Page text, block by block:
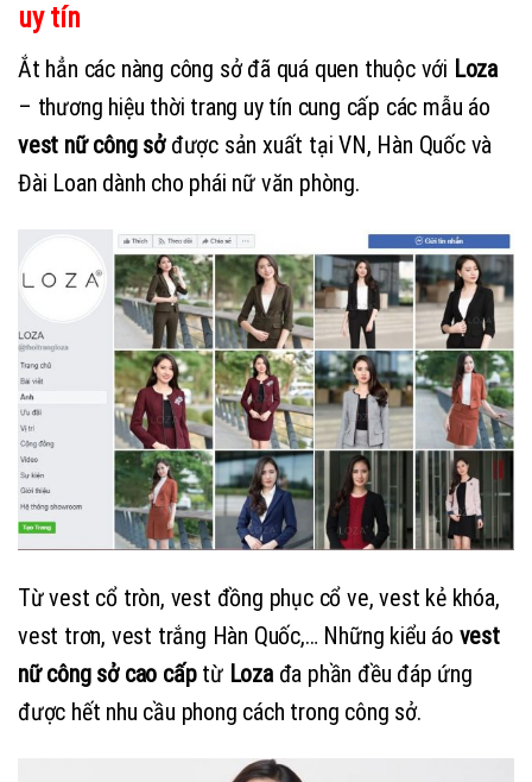
uy tín
Ắt hẳn các nàng công sở đã quá quen thuộc với Loza
– thương hiệu thời trang uy tín cung cấp các mẫu áo
vest nữ công sởđược sản xuất tại VN, Hàn Quốc và
Đài Loan dành cho phái nữ văn phòng.
Từ vest cổ tròn, vest đồng phục cổ ve, vest kẻ khóa,
vest trơn, vest trắng Hàn Quốc,… Những kiểu áo vest
nữ công sở cao cấptừ Loza đa phần đều đáp ứng
được hết nhu cầu phong cách trong công sở.